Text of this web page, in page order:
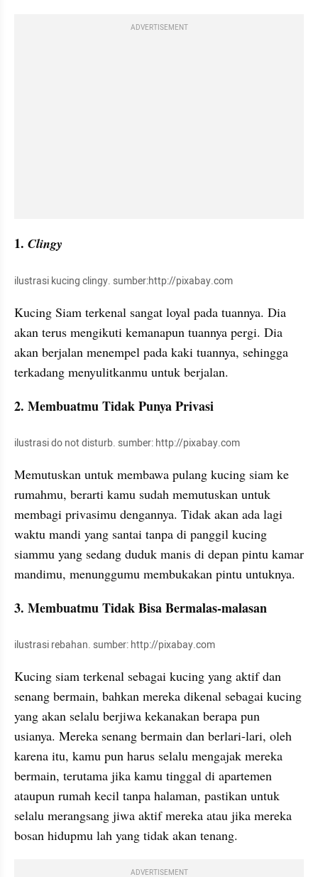
ADVERTISEMENT
1. Clingy
ilustrasi kucing clingy. sumber:http://pixabay.com
Kucing Siam terkenal sangat loyal pada tuannya. Dia
akan terus mengikuti kemanapun tuannya pergi. Dia
akan berjalan menempel pada kaki tuannya, sehingga
terkadang menyulitkanmu untuk berjalan.
2. Membuatmu Tidak Punya Privasi
ilustrasi do not disturb. sumber: http://pixabay.com
Memutuskan untuk membawa pulang kucing siam ke
rumahmu, berarti kamu sudah memutuskan untuk
membagi privasimu dengannya. Tidak akan ada lagi
waktu mandi yang santai tanpa di panggil kucing
siammu yang sedang duduk manis di depan pintu kamar
mandimu, menunggumu membukakan pintu untuknya.
3. Membuatmu Tidak Bisa Bermalas-malasan
ilustrasi rebahan. sumber: http://pixabay.com
Kucing siam terkenal sebagai kucing yang aktif dan
senang bermain, bahkan mereka dikenal sebagai kucing
yang akan selalu berjiwa kekanakan berapa pun
usianya. Mereka senang bermain dan berlari-lari, oleh
karena itu, kamu pun harus selalu mengajak mereka
bermain, terutama jika kamu tinggal di apartemen
ataupun rumah kecil tanpa halaman, pastikan untuk
selalu merangsang jiwa aktif mereka atau jika mereka
bosan hidupmu lah yang tidak akan tenang.
ADVERTISEMENT